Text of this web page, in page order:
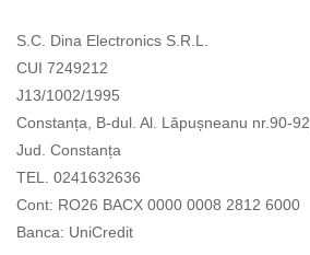
S.C. Dina Electronics S.R.L.
CUI 7249212
J13/1002/1995
Constanța, B-dul. Al. Lăpușneanu nr.90-92,
Jud. Constanța
TEL. 0241632636
Cont: RO26 BACX 0000 0008 2812 6000
Banca: UniCredit